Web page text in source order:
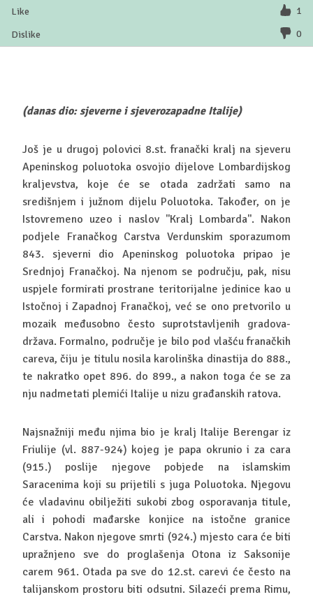
1
0
(danas dio: sjeverne i sjeverozapadne Italije)
Još je u drugoj polovici 8.st. franački kralj na sjeveru
Apeninskog poluotoka osvojio dijelove Lombardijskog
kraljevstva, koje će se otada zadržati samo na
središnjem i južnom dijelu Poluotoka. Također, on je
Istovremeno uzeo i naslov ''Kralj Lombarda''. Nakon
podjele Franačkog Carstva Verdunskim sporazumom
843. sjeverni dio Apeninskog poluotoka pripao je
Srednjoj Franačkoj. Na njenom se području, pak, nisu
uspjele formirati prostrane teritorijalne jedinice kao u
Istočnoj i Zapadnoj Franačkoj, već se ono pretvorilo u
mozaik međusobno često suprotstavljenih gradova-
država. Formalno, područje je bilo pod vlašću franačkih
careva, čiju je titulu nosila karolinška dinastija do 888.,
te nakratko opet 896. do 899., a nakon toga će se za
nju nadmetati plemići Italije u nizu građanskih ratova.
Najsnažniji među njima bio je kralj Italije Berengar iz
Friulije (vl. 887-924) kojeg je papa okrunio i za cara
(915.) poslije njegove pobjede na islamskim
Saracenima koji su prijetili s juga Poluotoka. Njegovu
će vladavinu obilježiti sukobi zbog osporavanja titule,
ali i pohodi mađarske konjice na istočne granice
Carstva. Nakon njegove smrti (924.) mjesto cara će biti
upražnjeno sve do proglašenja Otona iz Saksonije
carem 961. Otada pa sve do 12.st. carevi će često na
talijanskom prostoru biti odsutni. Silazeći prema Rimu,